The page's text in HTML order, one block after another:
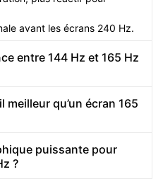
avant les écrans 240 Hz.
entre 144 Hz et 165 Hz
meilleur qu’un écran 165
puissante pour
?